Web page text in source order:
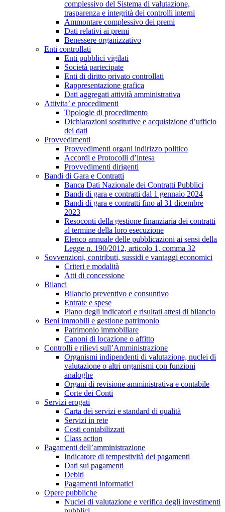
complessivo del Sistema di valutazione,
trasparenza e integrità dei controlli interni
Ammontare complessivo dei premi
Dati relativi ai premi
Benessere organizzativo
Enti controllati
Enti pubblici vigilati
Società partecipate
Enti di diritto privato controllati
Rappresentazione grafica
Dati aggregati attività amministrativa
Attivita’ e procedimenti
Tipologie di procedimento
Dichiarazioni sostitutive e acquisizione d’ufficio
dei dati
Provvedimenti
Provvedimenti organi indirizzo politico
Accordi e Protocolli d’intesa
Provvedimenti dirigenti
Bandi di Gara e Contratti
Banca Dati Nazionale dei Contratti Pubblici
Bandi di gara e contratti dal 1 gennaio 2024
Bandi di gara e contratti fino al 31 dicembre
2023
Resoconti della gestione finanziaria dei contratti
al termine della loro esecuzione
Elenco annuale delle pubblicazioni ai sensi della
Legge n. 190/2012, articolo 1, comma 32
Sovvenzioni, contributi, sussidi e vantaggi economici
Criteri e modalità
Atti di concessione
Bilanci
Bilancio preventivo e consuntivo
Entrate e spese
Piano degli indicatori e risultati attesi di bilancio
Beni immobili e gestione patrimonio
Patrimonio immobiliare
Canoni di locazione o affitto
Controlli e rilievi sull’Amministrazione
Organismi indipendenti di valutazione, nuclei di
valutazione o altri organismi con funzioni
analoghe
Organi di revisione amministrativa e contabile
Corte dei Conti
Servizi erogati
Carta dei servizi e standard di qualità
Servizi in rete
Costi contabilizzati
Class action
Pagamenti dell’amministrazione
Indicatore di tempestività dei pagamenti
Dati sui pagamenti
Debiti
Pagamenti informatici
Opere pubbliche
Nuclei di valutazione e verifica degli investimenti